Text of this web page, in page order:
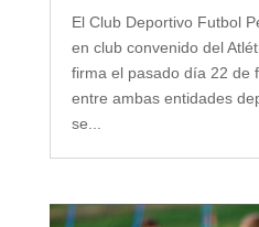
El Club Deportivo Futbol
en club convenido del
firma el pasado día 22 de
entre ambas entidades
se...